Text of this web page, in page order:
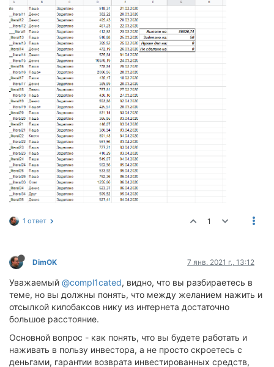
1 ответ 1
DimOK 7 янв. 2021 г., 13:12
Уважаемый @compl1cated, видно, что вы разбираетесь в
теме, но вы должны понять, что между желанием нажить и
отсылкой килобаксов нику из интернета достаточно
большое расстояние.
Основной вопрос - как понять, что вы будете работать и
наживать в пользу инвестора, а не просто скроетесь с
деньгами, гарантии возврата инвестированных средств,